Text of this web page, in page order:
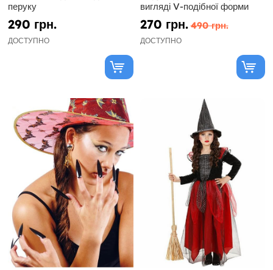
перуку
290 грн.
ДОСТУПНО
вигляді V-подібної форми
270 грн. 490 грн.
ДОСТУПНО